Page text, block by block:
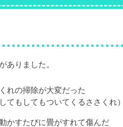
ありました。
れの掃除が大変だった
てもしてもついてくるささくれ）
かすたびに畳がすれて傷んだ